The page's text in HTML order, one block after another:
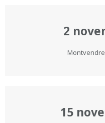
2
15